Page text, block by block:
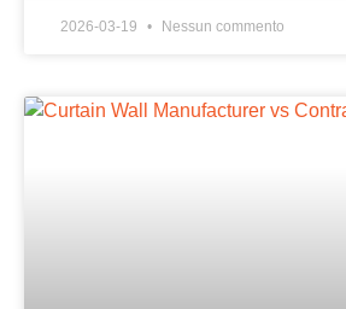
2026-03-19 Nessun commento